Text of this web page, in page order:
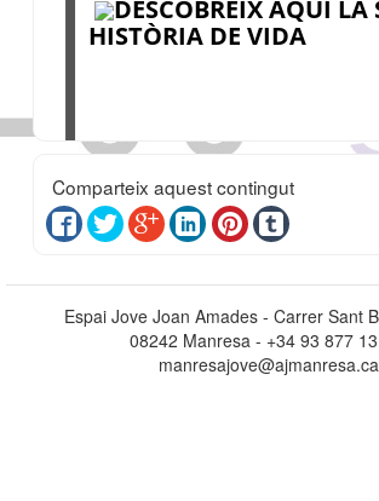
DESCOBREIX AQUÍ LA
HISTÒRIA DE VIDA
Comparteix aquest contingut
Espai Jove Joan Amades - Carrer Sant
08242 Manresa - +34 93 877